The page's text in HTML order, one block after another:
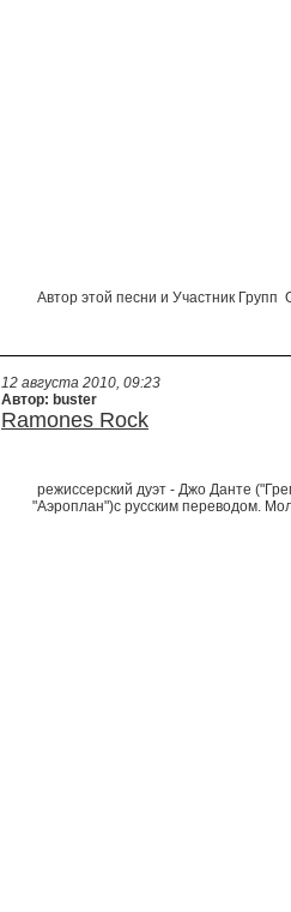
Автор этой песни и Участник
12 августа 2010, 09:23
Автор: buster
Ramones Rock
режиссерский дуэт - Джо Данте
"Аэроплан")с русским переводом.